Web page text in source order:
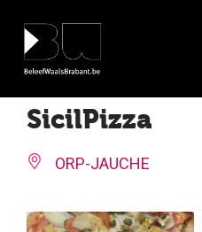
SicilPizza
ORP-JAUCHE